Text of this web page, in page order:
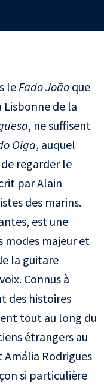
leFado Joãoque
Lisbonne de la
, ne suffisent
Olga, auquel
regarder le
par Alain
des marins.
est une
modes majeur et
la guitare
Connus à
des histoires
tout au long du
étrangers au
Amália Rodrigues
si particulière